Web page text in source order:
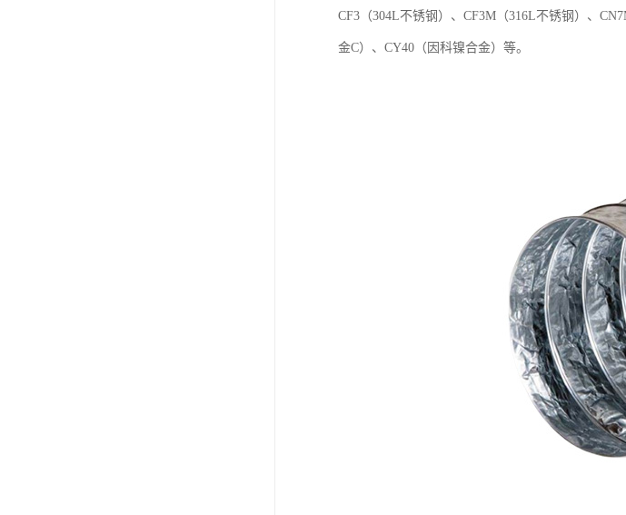
CF3（304L不锈钢）、CF3M（316L不锈钢）、
金C）、CY40（因科镍合金）等。